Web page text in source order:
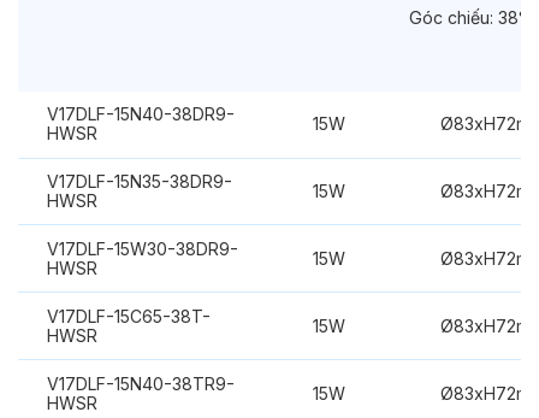
Góc chiếu: 38°
V17DLF-15N40-38DR9-
HWSR
15W
V17DLF-15N35-38DR9-
HWSR
15W
V17DLF-15W30-38DR9-
HWSR
15W
V17DLF-15C65-38T-
HWSR
15W
V17DLF-15N40-38TR9-
HWSR
15W